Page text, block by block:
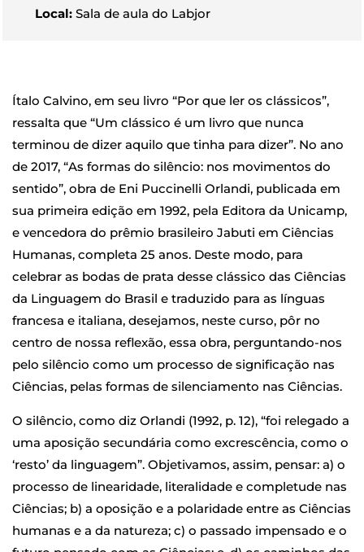
Local: Sala de aula do Labjor
Ítalo Calvino, em seu livro “Por que ler os clássicos”,
ressalta que “Um clássico é um livro que nunca
terminou de dizer aquilo que tinha para dizer”. No ano
de 2017, “As formas do silêncio: nos movimentos do
sentido”, obra de Eni Puccinelli Orlandi, publicada em
sua primeira edição em 1992, pela Editora da Unicamp,
e vencedora do prêmio brasileiro Jabuti em Ciências
Humanas, completa 25 anos. Deste modo, para
celebrar as bodas de prata desse clássico das Ciências
da Linguagem do Brasil e traduzido para as línguas
francesa e italiana, desejamos, neste curso, pôr no
centro de nossa reflexão, essa obra, perguntando-nos
pelo silêncio como um processo de significação nas
Ciências, pelas formas de silenciamento nas Ciências.
O silêncio, como diz Orlandi (1992, p. 12), “foi relegado a
uma aposição secundária como excrescência, como o
‘resto’ da linguagem”. Objetivamos, assim, pensar: a) o
processo de linearidade, literalidade e completude nas
Ciências; b) a oposição e a polaridade entre as Ciências
humanas e a da natureza; c) o passado impensado e o